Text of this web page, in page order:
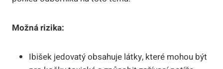
Možná rizika:
Ibišek jedovatý obsahuje látky, které mohou být